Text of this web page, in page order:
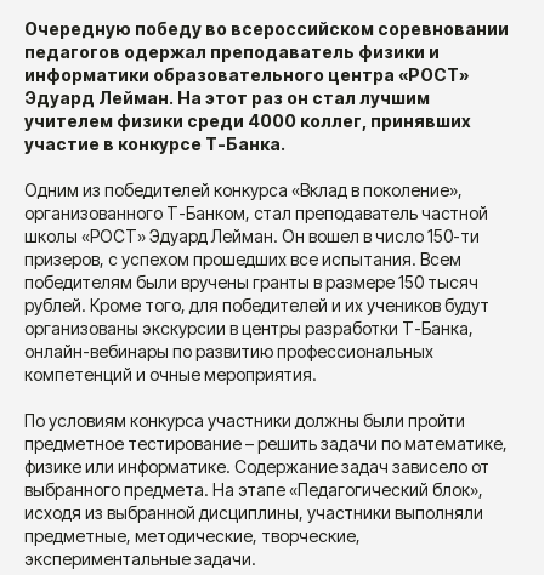
Очередную победу во всероссийском соревновании
педагогов одержал преподаватель физики и
информатики образовательного центра «РОСТ»
Эдуард Лейман. На этот раз он стал лучшим
учителем физики среди 4000 коллег, принявших
участие в конкурсе Т-Банка.
Одним из победителей конкурса «Вклад в поколение»,
организованного Т-Банком, стал преподаватель частной
школы «РОСТ» Эдуард Лейман. Он вошел в число 150-ти
призеров, с успехом прошедших все испытания. Всем
победителям были вручены гранты в размере 150 тысяч
рублей. Кроме того, для победителей и их учеников будут
организованы экскурсии в центры разработки Т-Банка,
онлайн-вебинары по развитию профессиональных
компетенций и очные мероприятия.
По условиям конкурса участники должны были пройти
предметное тестирование – решить задачи по математике,
физике или информатике. Содержание задач зависело от
выбранного предмета. На этапе «Педагогический блок»,
исходя из выбранной дисциплины, участники выполняли
предметные, методические, творческие,
экспериментальные задачи.